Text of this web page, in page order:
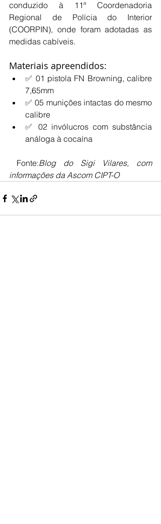
conduzido à 11ª Coordenadoria
Regional de Polícia do Interior
(COORPIN), onde foram adotadas as
medidas cabíveis.
Materiais apreendidos:
✅ 01 pistola FN Browning, calibre
7,65mm
✅ 05 munições intactas do mesmo
calibre
✅ 02 invólucros com substância
análoga à cocaína
Fonte:Blog do Sigi Vilares, com
informações da Ascom CIPT-O